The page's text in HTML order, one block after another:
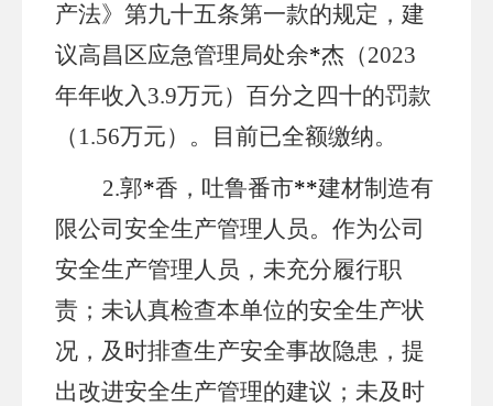
产法》第九十五条第一款的规定，建
议高昌区应急管理局处余*杰（2023
年年收入3.9万元）百分之四十的罚款
（1.56万元）。
目前已全额缴纳。
2.郭*香，吐鲁番市**建材制造有
限公司安全生产管理人员。作为公司
安全生产管理人员，未充分履行职
责；未认真检查本单位的安全生产状
况，及时排查生产安全事故隐患，提
出改进安全生产管理的建议；未及时